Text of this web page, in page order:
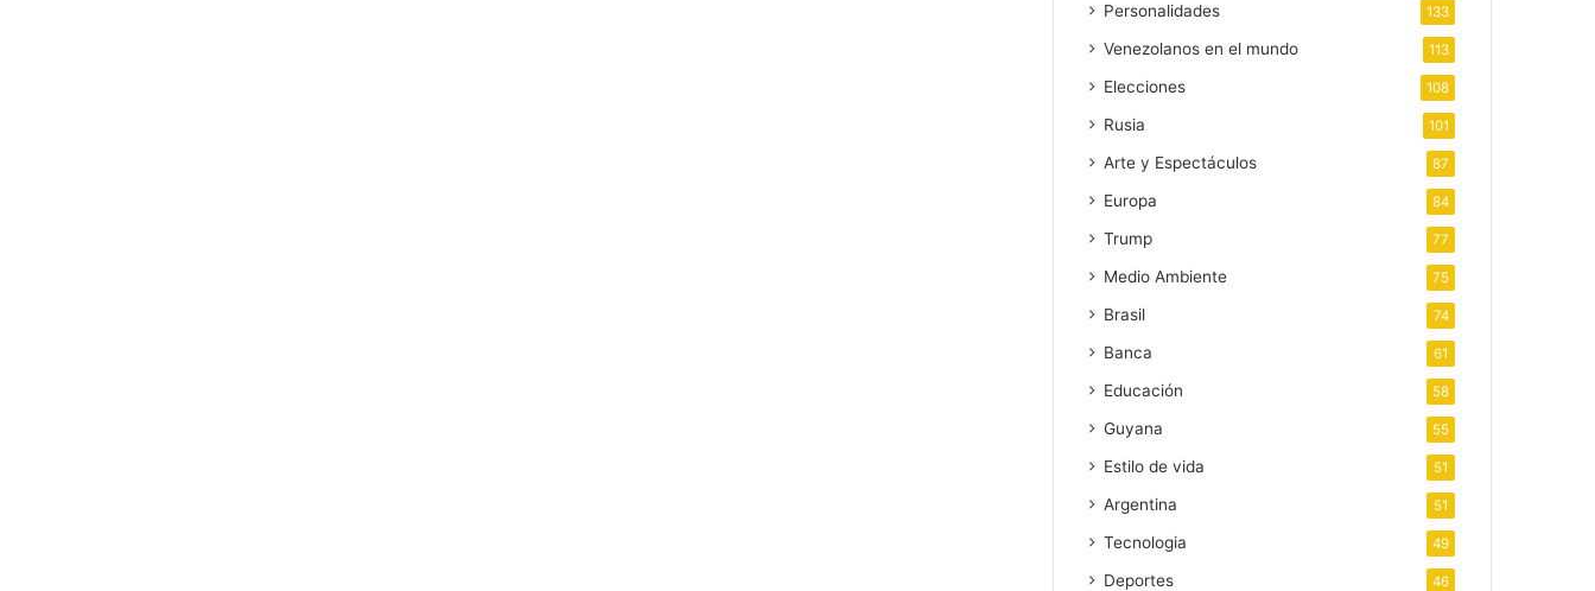
Personalidades 133
Venezolanos en el mundo 113
Elecciones 108
Rusia 101
Arte y Espectáculos 87
Europa 84
Trump 77
Medio Ambiente 75
Brasil 74
Banca 61
Educación 58
Guyana 55
Estilo de vida 51
Argentina 51
Tecnologia 49
Deportes 46